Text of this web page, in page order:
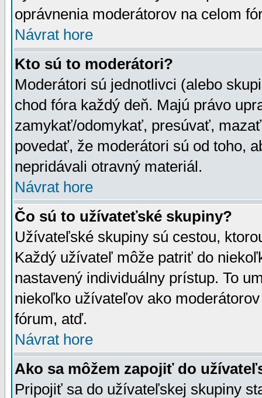
oprávnenia moderátorov na celom
Návrat hore
Kto sú to moderátori?
Moderátori sú jednotlivci (alebo
chod fóra každý deň. Majú právo
zamykať/odomykať, presúvať,
povedať, že moderátori sú od toho,
nepridávali otravný materiál.
Návrat hore
Čo sú to užívateťské skupiny?
Užívateľské skupiny sú cestou,
Každý užívateľ môže patriť do
nastavený individuálny prístup. To
niekoľko užívateľov ako
fórum, atď.
Návrat hore
Ako sa môžem zapojiť do
Pripojiť sa do užívateľskej skupiny